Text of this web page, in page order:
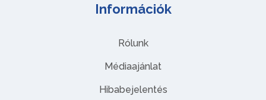
Információk
Rólunk
Médiaajánlat
Hibabejelentés